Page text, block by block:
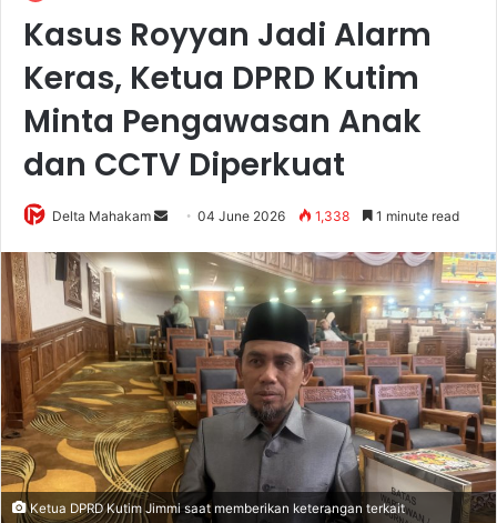
Kasus Royyan Jadi Alarm
Keras, Ketua DPRD Kutim
Minta Pengawasan Anak
dan CCTV Diperkuat
Delta Mahakam
d
a
n
e
m
a
i
04 June 2026 1,338 1 minute read
Ketua DPRD Kutim Jimmi saat memberikan keterangan terkait